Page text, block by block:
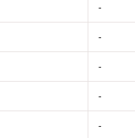
-
-
-
-
-